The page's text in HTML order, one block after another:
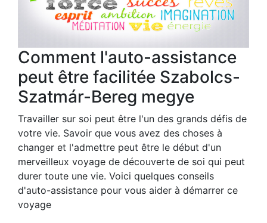
Comment l'auto-assistance
peut être facilitée Szabolcs-
Szatmár-Bereg megye
Travailler sur soi peut être l'un des grands défis de
votre vie. Savoir que vous avez des choses à
changer et l'admettre peut être le début d'un
merveilleux voyage de découverte de soi qui peut
durer toute une vie. Voici quelques conseils
d'auto-assistance pour vous aider à démarrer ce
voyage